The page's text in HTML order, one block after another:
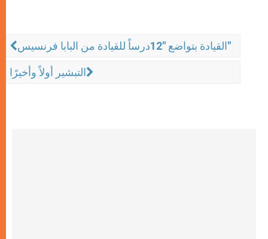
القيادة بتواضع "12درساً للقيادة من البابا فرنسيس"
التبشير أولاً وأخيرًا